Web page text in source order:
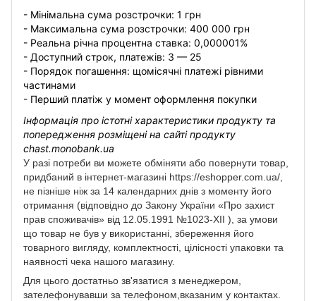
- Мінімальна сума розстрочки: 1 грн
- Максимальна сума розстрочки: 400 000 грн
- Реальна річна процентна ставка: 0,000001%
- Доступний строк, платежів: 3 — 25
- Порядок погашення: щомісячні платежі рівними
частинами
- Перший платіж у момент оформлення покупки
Інформація про істотні характеристики продукту та
попередження розміщені на сайті продукту
chast.monobank.ua
У разі потреби ви можете обміняти або повернути товар,
придбаний в інтернет-магазині https://eshopper.com.ua/,
не пізніше ніж за 14 календарних днів з моменту його
отримання (відповідно до Закону України «Про захист
прав споживачів» від 12.05.1991 №1023-XII ), за умови
що товар не був у використанні, збереження його
товарного вигляду, комплектності, цілісності упаковки та
наявності чека нашого магазину.
Для цього достатньо зв'язатися з менеджером,
зателефонувавши за телефоном,вказаним у контактах.